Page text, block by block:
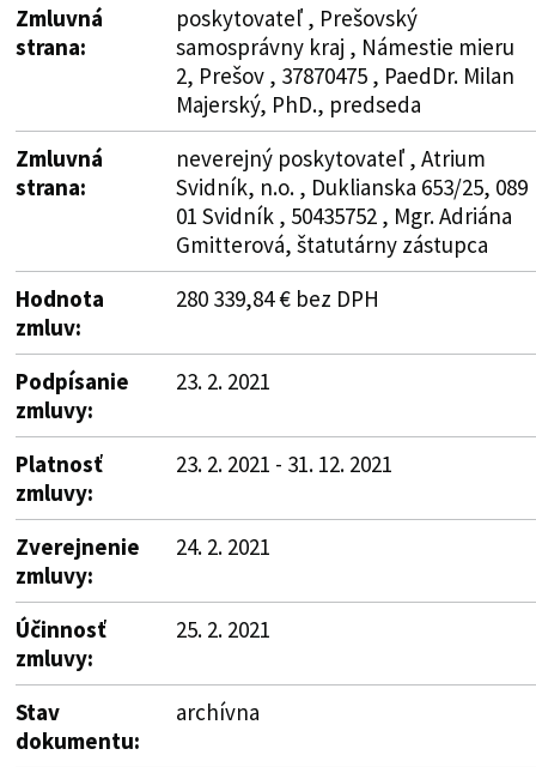
Zmluvná
strana:
poskytovateľ , Prešovský
samosprávny kraj , Námestie mieru
2, Prešov , 37870475 , PaedDr. Milan
Majerský, PhD., predseda
Zmluvná
strana:
neverejný poskytovateľ , Atrium
Svidník, n.o. , Duklianska 653/25, 089
01 Svidník , 50435752 , Mgr. Adriána
Gmitterová, štatutárny zástupca
Hodnota
zmluv:
280 339,84 € bez DPH
Podpísanie
zmluvy:
23. 2. 2021
Platnosť
zmluvy:
23. 2. 2021 - 31. 12. 2021
Zverejnenie
zmluvy:
24. 2. 2021
Účinnosť
zmluvy:
25. 2. 2021
Stav
dokumentu:
archívna